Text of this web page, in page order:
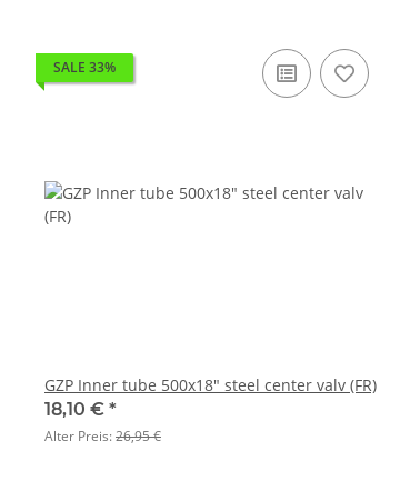
SALE 33%
GZP Inner tube 500x18" steel center valv (FR)
18,10 € *
Alter Preis:26,95 €